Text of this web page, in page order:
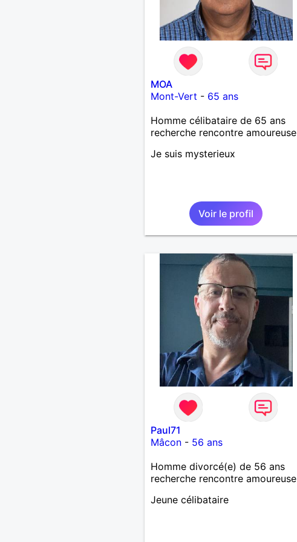
MOA
Mont-Vert - 65 ans
Homme célibataire de 65 ans
recherche rencontre amoureuse
Je suis mysterieux
Voir le profil
Paul71
Mâcon- 56 ans
Homme divorcé(e) de 56 ans
recherche rencontre amoureuse
Jeune célibataire